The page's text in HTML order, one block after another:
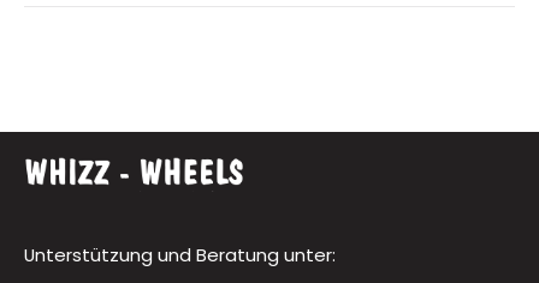
Unterstützung und Beratung unter: